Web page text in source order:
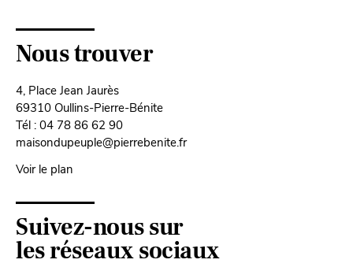
Nous trouver
4, Place Jean Jaurès
69310 Oullins-Pierre-Bénite
Tél : 04 78 86 62 90
maisondupeuple@pierrebenite.fr
Voir le plan
Suivez-nous sur
les réseaux sociaux